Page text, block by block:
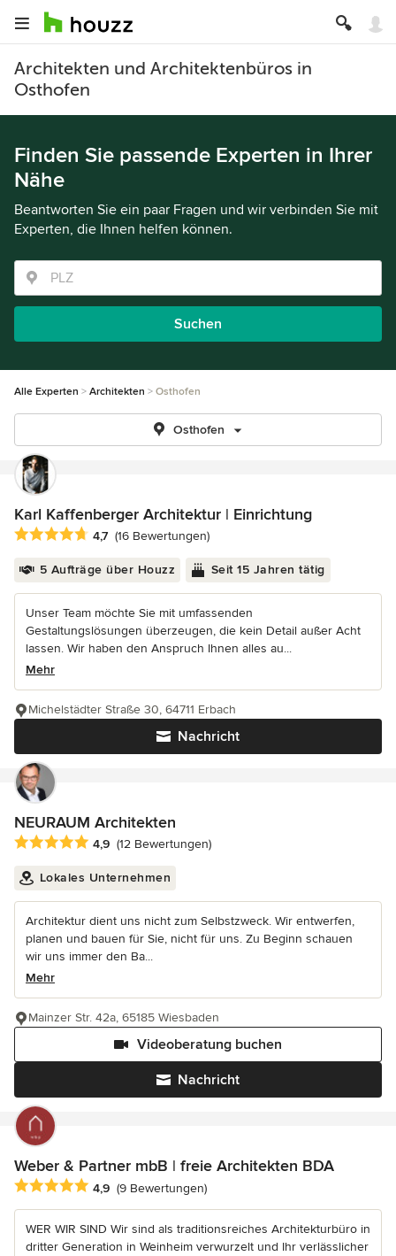
Architekten und Architektenbüros in
Osthofen
Finden Sie passende Experten in Ihrer
Nähe
Beantworten Sie ein paar Fragen und wir verbinden Sie mit
Experten, die Ihnen helfen können.
Suchen
Alle Experten Architekten Osthofen
Osthofen
Karl Kaffenberger Architektur | Einrichtung
Durchschnittliche Bewertung: 4.7 von 5 Sternen
4,7 (16 Bewertungen)
5 Aufträge über Houzz Seit 15 Jahren tätig
Unser Team möchte Sie mit umfassenden
Gestaltungslösungen überzeugen, die kein Detail außer Acht
lassen. Wir haben den Anspruch Ihnen alles au...
Mehr
Nachricht
Michelstädter Straße 30, 64711 Erbach
NEURAUM Architekten
Durchschnittliche Bewertung: 4.9 von 5 Sternen
4,9 (12 Bewertungen)
Lokales Unternehmen
Architektur dient uns nicht zum Selbstzweck. Wir entwerfen,
planen und bauen für Sie, nicht für uns. Zu Beginn schauen
wir uns immer den Ba...
Mehr
Nachricht
Videoberatung buchen
Mainzer Str. 42a, 65185 Wiesbaden
Weber & Partner mbB | freie Architekten BDA
Durchschnittliche Bewertung: 4.9 von 5 Sternen
4,9 (9 Bewertungen)
WER WIR SIND Wir sind als traditionsreiches Architekturbüro in
dritter Generation in Weinheim verwurzelt und Ihr verlässlicher